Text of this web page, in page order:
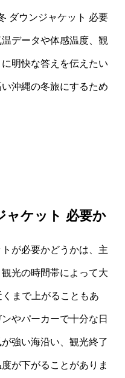
ダウンジャケット 必要
データや体感温度、観
明快な答えを伝えたい
沖縄の冬旅にするため
ャケット 必要か
が必要かどうかは、主
光の時間帯によって大
まで上がることもあ
やパーカーで十分な日
強い海沿い、観光終了
が下がることがありま